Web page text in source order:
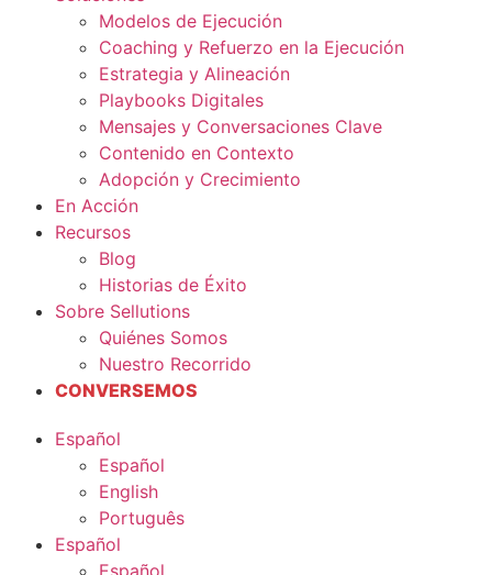
Modelos de Ejecución
Coaching y Refuerzo en la Ejecución
Estrategia y Alineación
Playbooks Digitales
Mensajes y Conversaciones Clave
Contenido en Contexto
Adopción y Crecimiento
En Acción
Recursos
Blog
Historias de Éxito
Sobre Sellutions
Quiénes Somos
Nuestro Recorrido
CONVERSEMOS
Español
Español
English
Português
Español
Español